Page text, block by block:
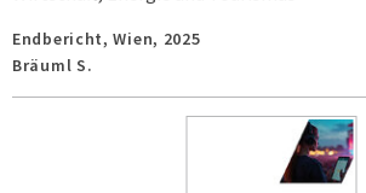
Endbericht,Wien, 2025
Bräuml S.